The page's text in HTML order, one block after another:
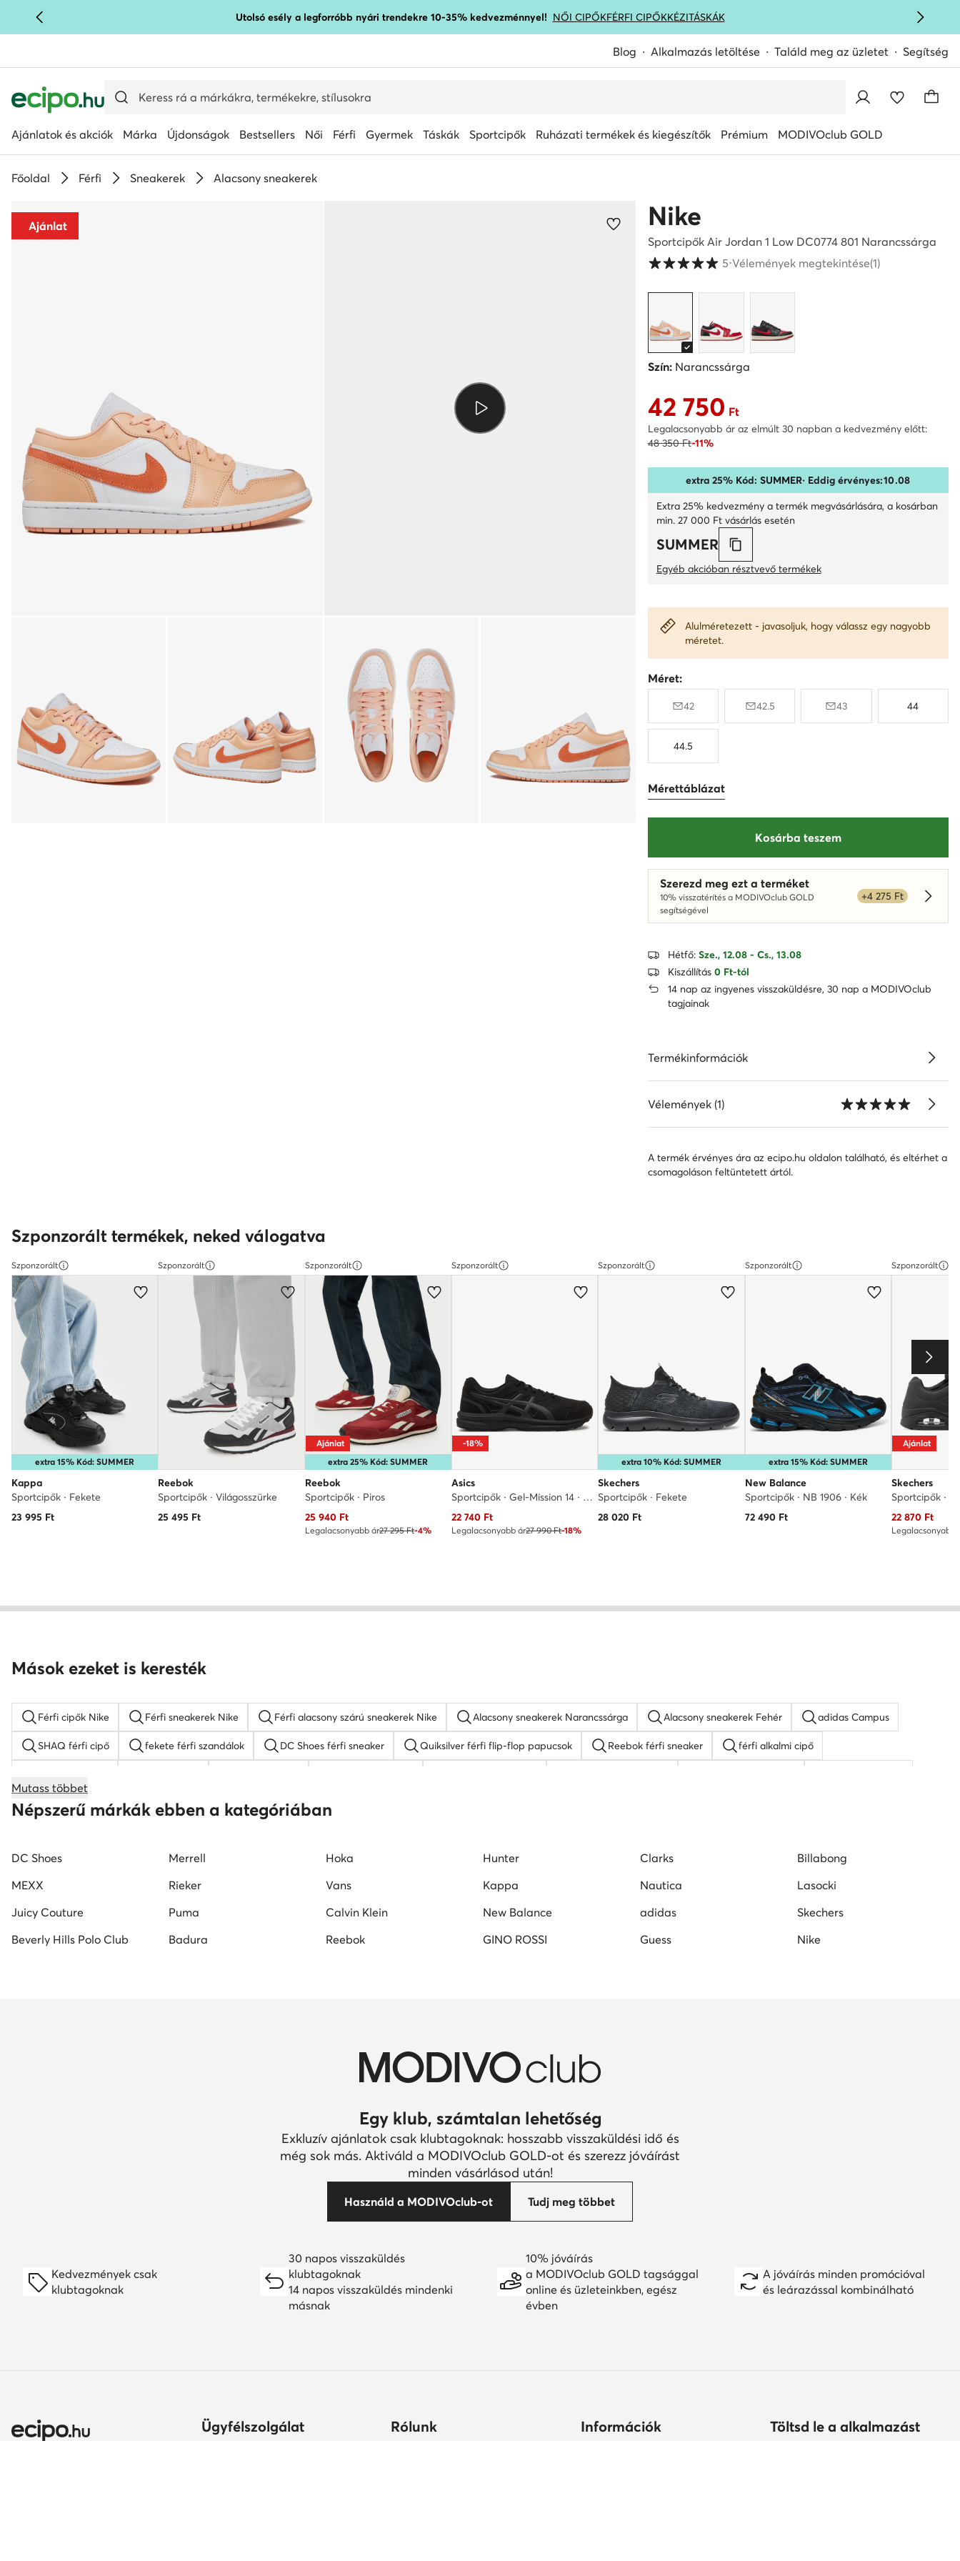
UGRÁS A FŐ TARTALOMRA Utolsó esély a legforróbb nyári trendekre 10-35% kedvezménnyel! NŐI CIPŐKFÉRFI CIPŐKKÉZITÁSKÁK
Blog Alkalmazás letöltése Találd meg az üzletet Segítség
Ajánlatok és akciók Márka Újdonságok Bestsellers Női Férfi Gyermek Táskák Sportcipők Ruházati termékek és kiegészítők Prémium MODIVOclub GOLD
Főoldal Férfi Sneakerek Alacsony sneakerek
Ajánlat Nike
Sportcipők Air Jordan 1 Low DC0774 801 Narancssárga
Vásárlói értékelések 1-5 skálán
5⋅Vélemények megtekintése(1)
Szín:Narancssárga
Aktuális ár 42 750 Ft
42 750 Ft
Legalacsonyabb ár az elmúlt 30 napban a kedvezmény előtt:
48 350 Ft-11%
extra 25% Kód: SUMMER· Eddig érvényes:10.08
Extra 25% kedvezmény a termék megvásárlására, a kosárban
min. 27 000 Ft vásárlás esetén
SUMMER
Egyéb akcióban résztvevő termékek
Alulméretezett - javasoljuk, hogy válassz egy nagyobb
méretet.
Méret:
42 42.5 43 44
44.5
Mérettáblázat
Kosárba teszem
Szerezd meg ezt a terméket
10% visszatérítés a MODIVOclub GOLD
segítségével
+4 275 Ft
Hétfő: Sze., 12.08 - Cs., 13.08
Kiszállítás 0 Ft-tól
14 nap az ingyenes visszaküldésre, 30 nap a MODIVOclub
tagjainak
Termékinformációk
Vélemények (1)
A termék érvényes ára az ecipo.hu oldalon található, és eltérhet a
csomagoláson feltüntetett ártól.
Szponzorált termékek, neked válogatva
Szponzorált
extra 15% Kód: SUMMER
Kappa
Sportcipők · Fekete
23 995 Ft
Szponzorált
Reebok
Sportcipők · Világosszürke
25 495 Ft
Szponzorált
extra 25% Kód: SUMMER
Ajánlat
Reebok
Sportcipők · Piros
Aktuális ár
25 940Ft
Legalacsonyabb ár27 295 Ft-4%
Szponzorált
-18%
Asics
Sportcipők · Gel-Mission 14 · Fekete
Aktuális ár
22 740Ft
Legalacsonyabb ár27 990 Ft-18%
Szponzorált
extra 10% Kód: SUMMER
Skechers
Sportcipők · Fekete
28 020 Ft
Szponzorált
extra 15% Kód: SUMMER
New Balance
Sportcipők · NB 1906 · Kék
72 490Ft
Szponzorált
Ajánlat
Skechers
Sportcipők ·
Aktuális ár
22 870Ft
Legalacsonyabb
Mások ezeket is keresték
Férfi cipők Nike Férfi sneakerek Nike Férfi alacsony szárú sneakerek Nike Alacsony sneakerek Narancssárga Alacsony sneakerek Fehér adidas Campus
SHAQ férfi cipő fekete férfi szandálok DC Shoes férfi sneaker Quiksilver férfi flip-flop papucsok Reebok férfi sneaker férfi alkalmi cipő
férfi adidas cipő elegáns férfi cipő fehér férfi cipő
Mutass többet
Népszerű márkák ebben a kategóriában
DC Shoes Merrell Hoka Hunter Clarks
Billabong
MEXX
Rieker Vans Kappa Nautica
Lasocki
Juicy Couture
Puma Calvin Klein New Balance adidas
Skechers
Beverly Hills Polo Club
Badura Reebok GINO ROSSI Guess Nike
Egy klub, számtalan lehetőség
Exkluzív ajánlatok csak klubtagoknak: hosszabb visszaküldési idő és
még sok más. Aktiváld a MODIVOclub GOLD-ot és szerezz jóváírást
minden vásárlásod után!
Használd a MODIVOclub-ot Tudj meg többet
Kedvezmények csak
klubtagoknak
30 napos visszaküldés
klubtagoknak
14 napos visszaküldés mindenki
másnak
10% jóváírás
a MODIVOclub GOLD tagsággal
online és üzleteinkben, egész
évben
A jóváírás minden promócióval
és leárazással kombinálható
Ügyfélszolgálat Rólunk Információk Töltsd le a alkalmazást